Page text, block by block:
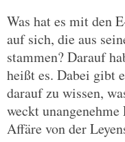
Was hat es mit den
auf sich, die aus
stammen? Darauf
heißt es. Dabei gibt
darauf zu wissen,
weckt
Affäre von der